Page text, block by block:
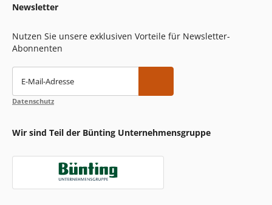
Newsletter
Nutzen Sie unsere exklusiven Vorteile für Newsletter-
Abonnenten
E-Mail-Adresse
Datenschutz
Wir sind Teil der Bünting Unternehmensgruppe